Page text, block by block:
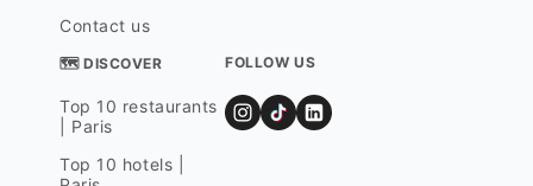
Contact us
🗺 DISCOVER
Top 10 restaurants
| Paris
Top 10 hotels |
FOLLOW US